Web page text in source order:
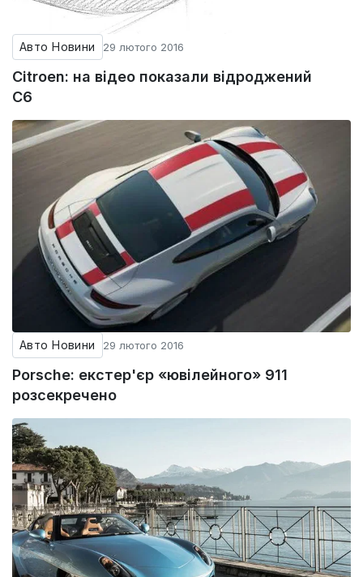
Авто Новини 29 лютого 2016
Citroen: на відео показали відроджений
C6
Авто Новини 29 лютого 2016
Porsche: екстер'єр «ювілейного» 911
розсекречено